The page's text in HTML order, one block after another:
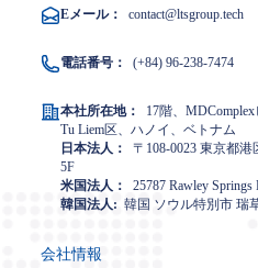
Eメール： contact@ltsgroup.tech
電話番号： (+84) 96-238-7474
本社所在地：
17階、MDComplex
Tu Liem区、ハノイ、ベトナム
日本法人：
〒108-0023 東京都
5F
米国法人：
25787 Rawley
韓国法人: 韓国 ソウル特別市 瑞
会社情報